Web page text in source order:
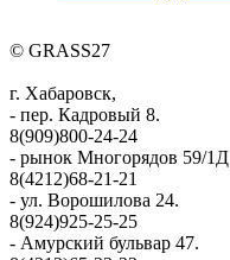
© GRASS27
г. Хабаровск,
- пер. Кадровый 8.
8(909)800-24-24
- рынок Многорядов 59/1Д
8(4212)68-21-21
- ул. Ворошилова 24.
8(924)925-25-25
- Амурский бульвар 47.